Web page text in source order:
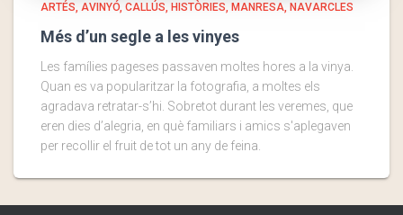
ARTÉS AVINYÓ CALLÚS HISTÒRIES MANRESA NAVARCLES
Més d’un segle a les vinyes
Les famílies pageses passaven moltes hores a la vinya.
Quan es va popularitzar la fotografia, a moltes els
agradava retratar-s’hi. Sobretot durant les veremes, que
eren dies d’alegria, en què familiars i amics s'aplegaven
per recollir el fruit de tot un any de feina.